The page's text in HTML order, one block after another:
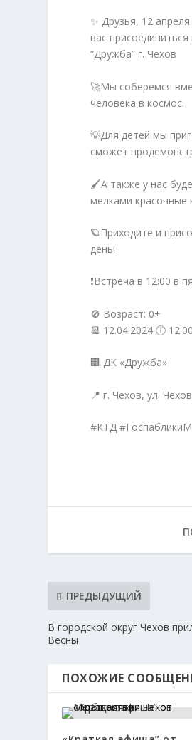
✨ Друзья, 12
вас
“Дружба” г. Чехов
🚀Мы соберемся
человека в космос.
💡Для детей мы
сможет
🖌️А также у нас
мелками красочные
🪐Приходите и
день!
❗Встреча в 12:00 в
🚫 Возраст: 0+
📆 12.04.2024 🕕 12:00
🏢 ДК «Дружба»
📍 г. Чехов, ул.
#КТД
ПРЕДЫДУЩИЙ
В городской округ Чехов
Весны
ПОХОЖИЕ